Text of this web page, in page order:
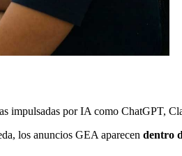
impulsadas por IA como ChatGPT,
los anuncios GEA aparecen dentro